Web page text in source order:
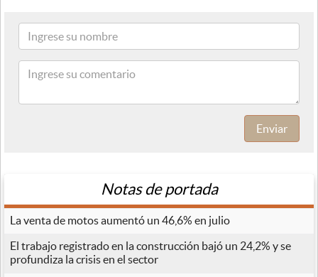
Enviar
Notas de portada
La venta de motos aumentó un 46,6% en julio
El trabajo registrado en la construcción bajó un 24,2% y se
profundiza la crisis en el sector